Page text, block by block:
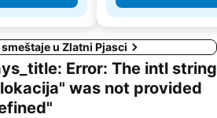
u Zlatni Pjasci
Error: The intl string
was not provided